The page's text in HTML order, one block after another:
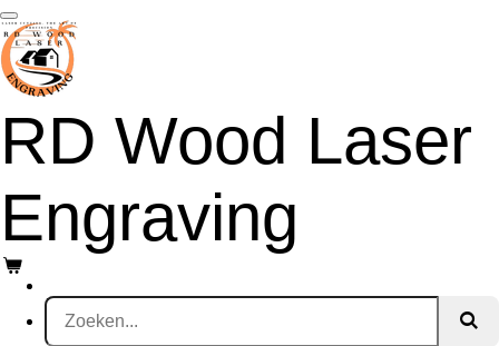
Ga
direct
naar
de
hoofdinhoud
RD Wood Laser
Engraving